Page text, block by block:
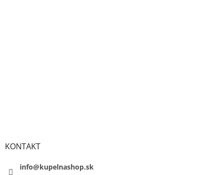
KONTAKT
info@kupelnashop.sk